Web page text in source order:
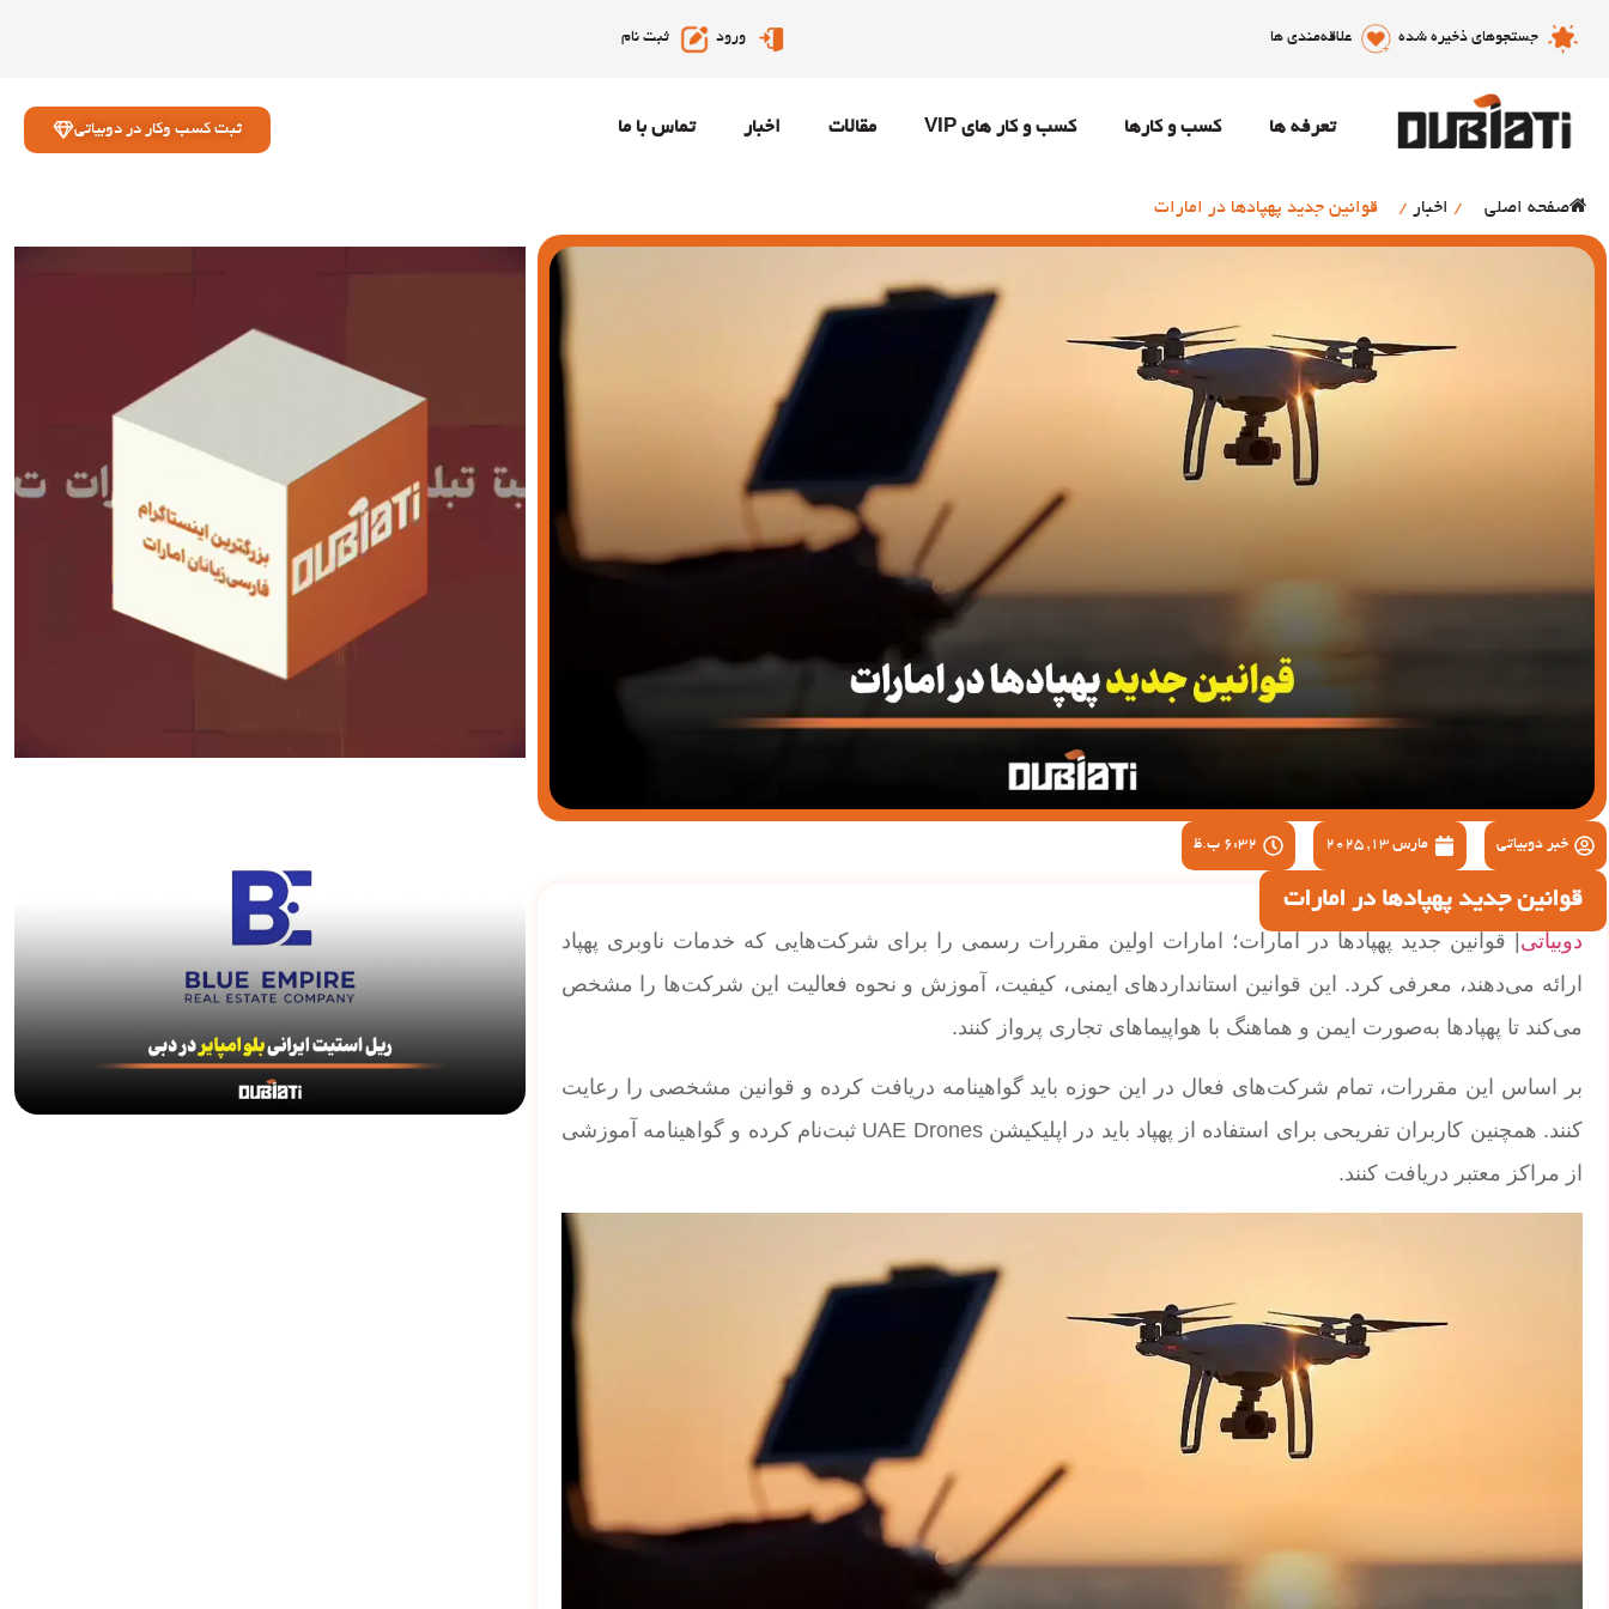
جستجوهای ذخیره شده علاقه‌مندی ها ورود ثبت نام
تعرفه ها کسب و کارها کسب و کار های VIP مقالات اخبار تماس با ما ثبت کسب وکار در دوبیاتی
صفحه اصلی / اخبار / قوانین جدید پهپادها در امارات
خبر دوبیاتی مارس 13, 2025 6:32 ب.ظ
قوانین جدید پهپادها در امارات
دوبیاتی | قوانین جدید پهپادها در امارات؛ امارات اولین مقررات رسمی را برای شرکت‌هایی که خدمات ناوبری پهپاد
ارائه می‌دهند، معرفی کرد. این قوانین استانداردهای ایمنی، کیفیت، آموزش و نحوه فعالیت این شرکت‌ها را مشخص
می‌کند تا پهپادها به‌صورت ایمن و هماهنگ با هواپیماهای تجاری پرواز کنند.
بر اساس این مقررات، تمام شرکت‌های فعال در این حوزه باید گواهینامه دریافت کرده و قوانین مشخصی را رعایت
کنند. همچنین کاربران تفریحی برای استفاده از پهپاد باید در اپلیکیشن UAE Drones ثبت‌نام کرده و گواهینامه آموزشی
از مراکز معتبر دریافت کنند.